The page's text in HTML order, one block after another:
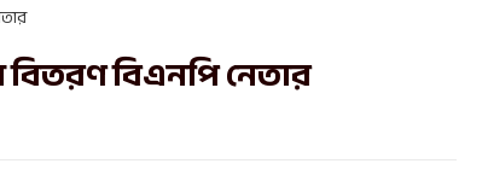
বিতরণ বিএনপি নেতার